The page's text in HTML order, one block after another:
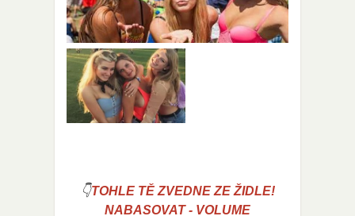
👇TOHLE TĚ ZVEDNE ZE ŽIDLE!
NABASOVAT - VOLUME